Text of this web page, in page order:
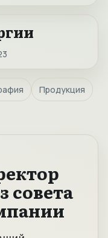
Продукция
совета